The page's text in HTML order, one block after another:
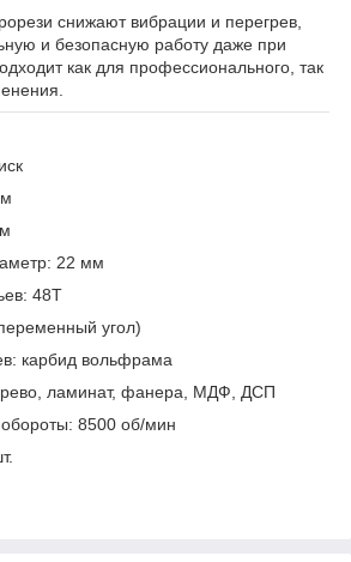
снижают вибрации и перегрев,
и безопасную работу даже при
как для профессионального, так
22 мм
48T
угол)
карбид вольфрама
ламинат, фанера, МДФ, ДСП
8500 об/мин